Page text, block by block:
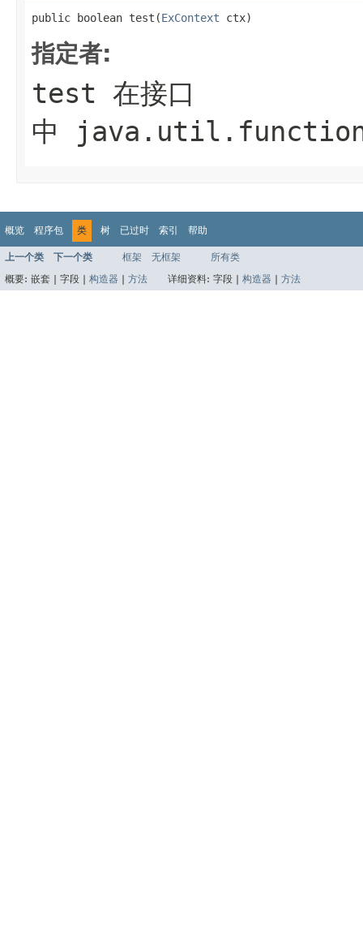
public boolean test(ExContext ctx)
指定者:
test 在接口
中
概览 程序包 类 树 已过时 索引 帮助
上一个类 下一个类 框架 无框架
所有类
概要: 嵌套 | 字段 | 构造器 方法 详细资料: 字段 | 构造器 方法